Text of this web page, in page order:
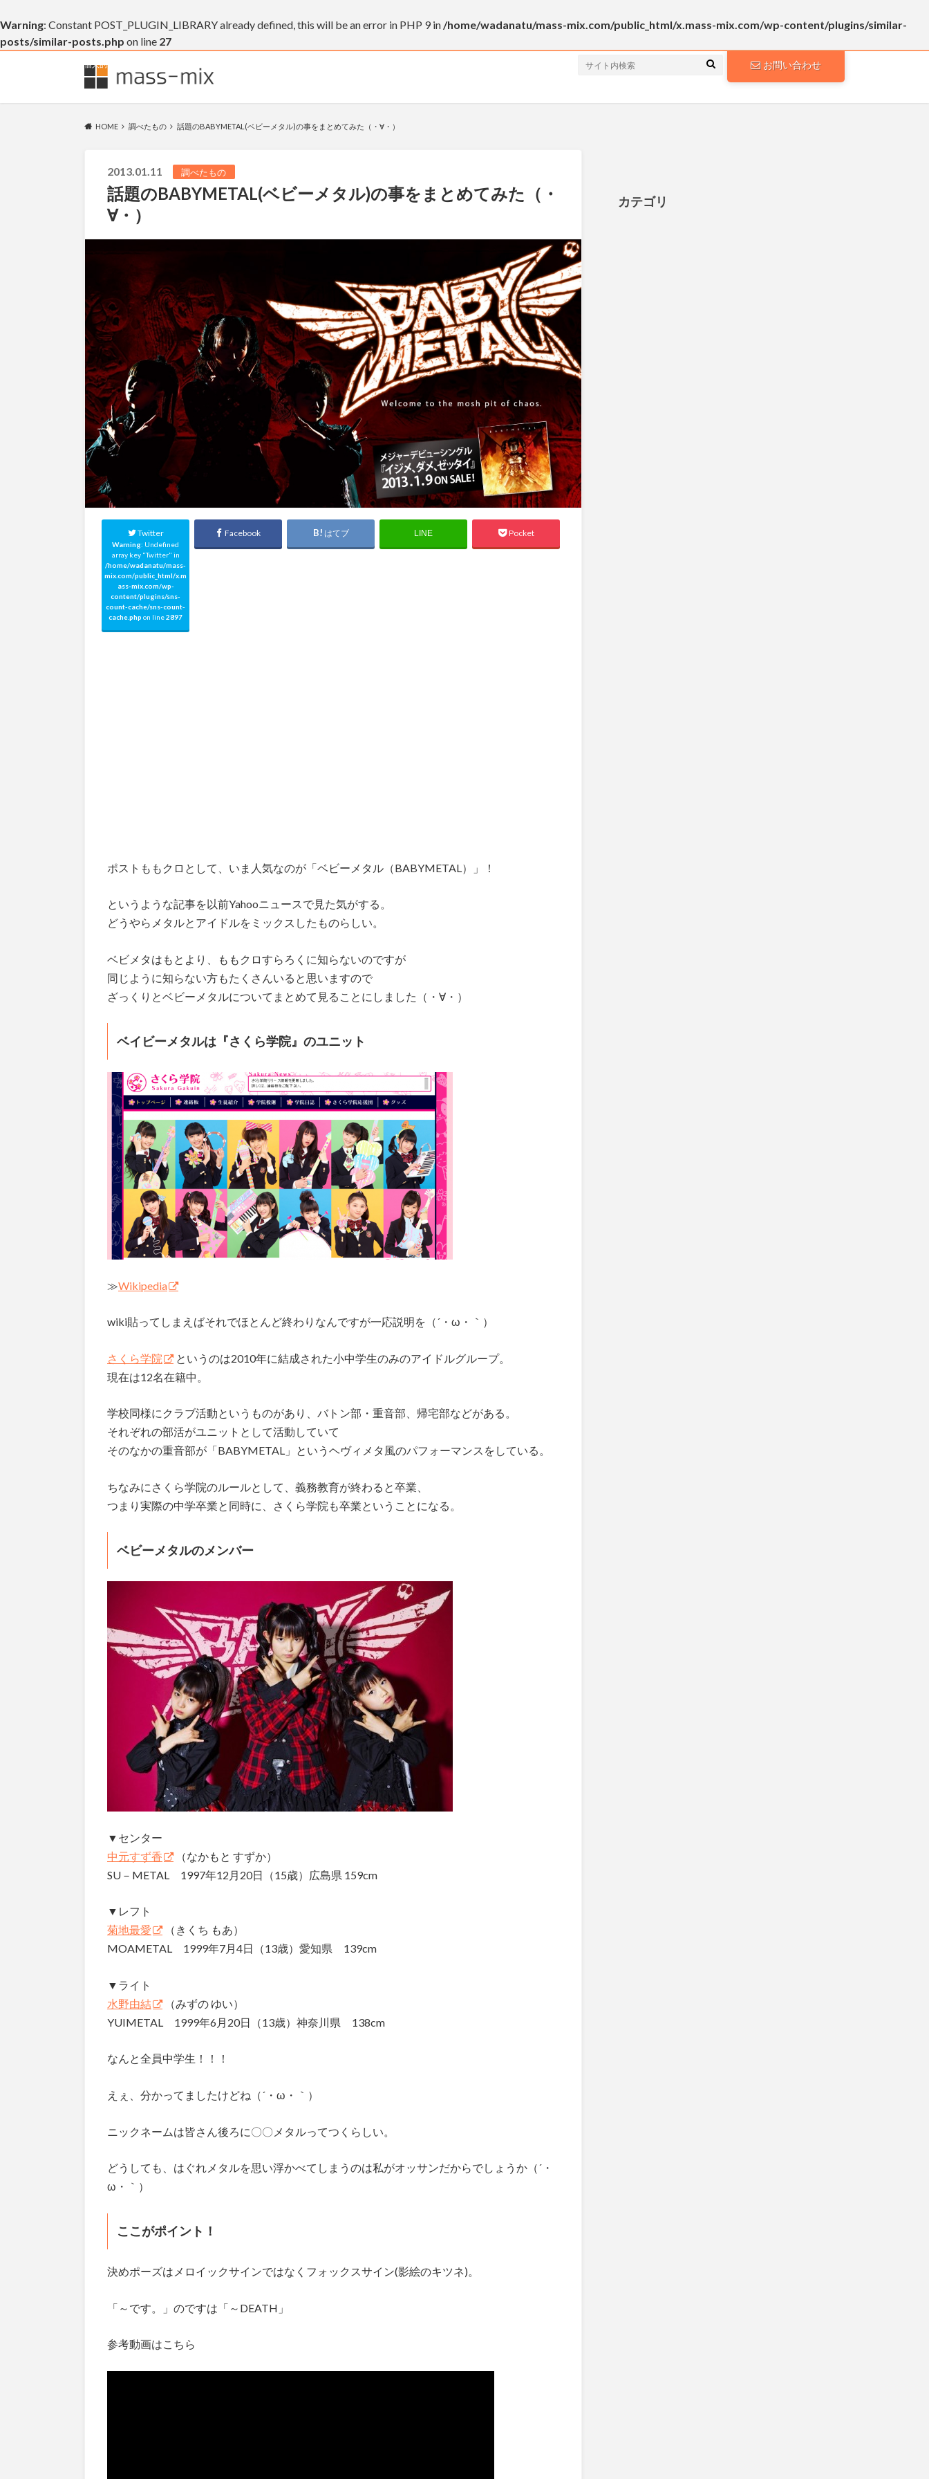
Warning: Constant POST_PLUGIN_LIBRARY already defined, this will be an error in PHP 9 in/home/wadanatu/mass-mix.com/public_html/x.mass-mix.com/wp-content/plugins/similar-
posts/similar-posts.php on line 27
個人的なブログです(・∀・) お問い合わせ
HOME 調べたもの 話題のBABYMETAL(ベビーメタル)の事をまとめてみた（・∀・）
2013.01.11 調べたもの
話題のBABYMETAL(ベビーメタル)の事をまとめてみた（・
∀・）
Twitter
Warning: Undefined
array key "Twitter" in
/home/wadanatu/mass-
mix.com/public_html/x.m
ass-mix.com/wp-
content/plugins/sns-
count-cache/sns-count-
cache.php on line2897
Facebook はてブ LINE Pocket
ポストももクロとして、いま人気なのが「ベビーメタル（BABYMETAL）」！
というような記事を以前Yahooニュースで見た気がする。
どうやらメタルとアイドルをミックスしたものらしい。
ベビメタはもとより、ももクロすらろくに知らないのですが
同じように知らない方もたくさんいると思いますので
ざっくりとベビーメタルについてまとめて見ることにしました（・∀・）
ベイビーメタルは『さくら学院』のユニット
≫Wikipedia
wiki貼ってしまえばそれでほとんど終わりなんですが一応説明を（´・ω・｀）
さくら学院
というのは2010年に結成された小中学生のみのアイドルグループ。
現在は12名在籍中。
学校同様にクラブ活動というものがあり、バトン部・重音部、帰宅部などがある。
それぞれの部活がユニットとして活動していて
そのなかの重音部が「BABYMETAL」というヘヴィメタ風のパフォーマンスをしている。
ちなみにさくら学院のルールとして、義務教育が終わると卒業、
つまり実際の中学卒業と同時に、さくら学院も卒業ということになる。
ベビーメタルのメンバー
▼センター
中元すず香
（なかもと すずか）
SU－METAL 1997年12月20日（15歳）広島県 159cm
▼レフト
菊地最愛
（きくち もあ）
MOAMETAL 1999年7月4日（13歳）愛知県 139cm
▼ライト
水野由結
（みずの ゆい）
YUIMETAL 1999年6月20日（13歳）神奈川県 138cm
なんと全員中学生！！！
えぇ、分かってましたけどね（´・ω・｀）
ニックネームは皆さん後ろに〇〇メタルってつくらしい。
どうしても、はぐれメタルを思い浮かべてしまうのは私がオッサンだからでしょうか（´・
ω・｀）
ここがポイント！
決めポーズはメロイックサインではなくフォックスサイン(影絵のキツネ)。
「～です。」のですは「～DEATH」
参考動画はこちら
カテゴリ